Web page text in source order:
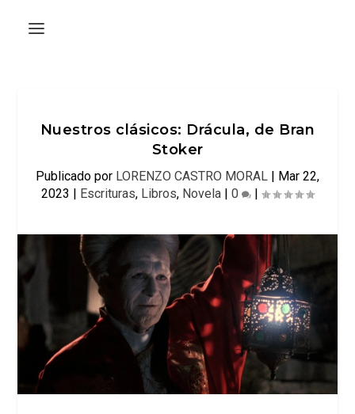
Nuestros clásicos: Drácula, de Bran
Stoker
Publicado por LORENZO CASTRO MORAL | Mar 22,
2023 | Escrituras, Libros, Novela | 0 |